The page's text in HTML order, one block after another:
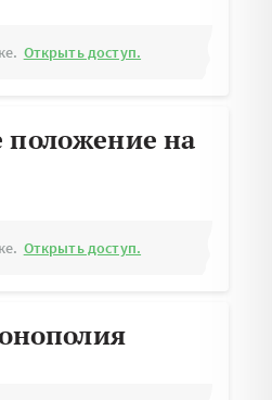
Открыть доступ.
на
Открыть доступ.